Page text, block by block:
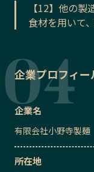
【12】他の
食材を用いて
企業プロフィー
企業名
有限会社小野寺製麺
所在地